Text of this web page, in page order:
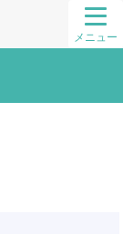
メニュー